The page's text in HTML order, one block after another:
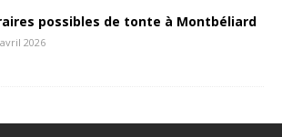
possibles de tonte à Montbéliard
2026